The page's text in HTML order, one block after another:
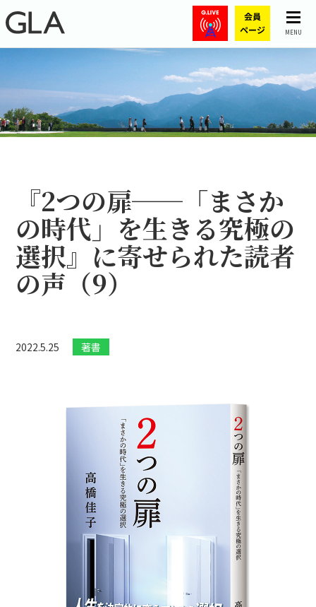
MENU
『2つの扉──「まさか
の時代」を生きる究極の
選択』に寄せられた読者
の声（9）
2022.5.25 著書